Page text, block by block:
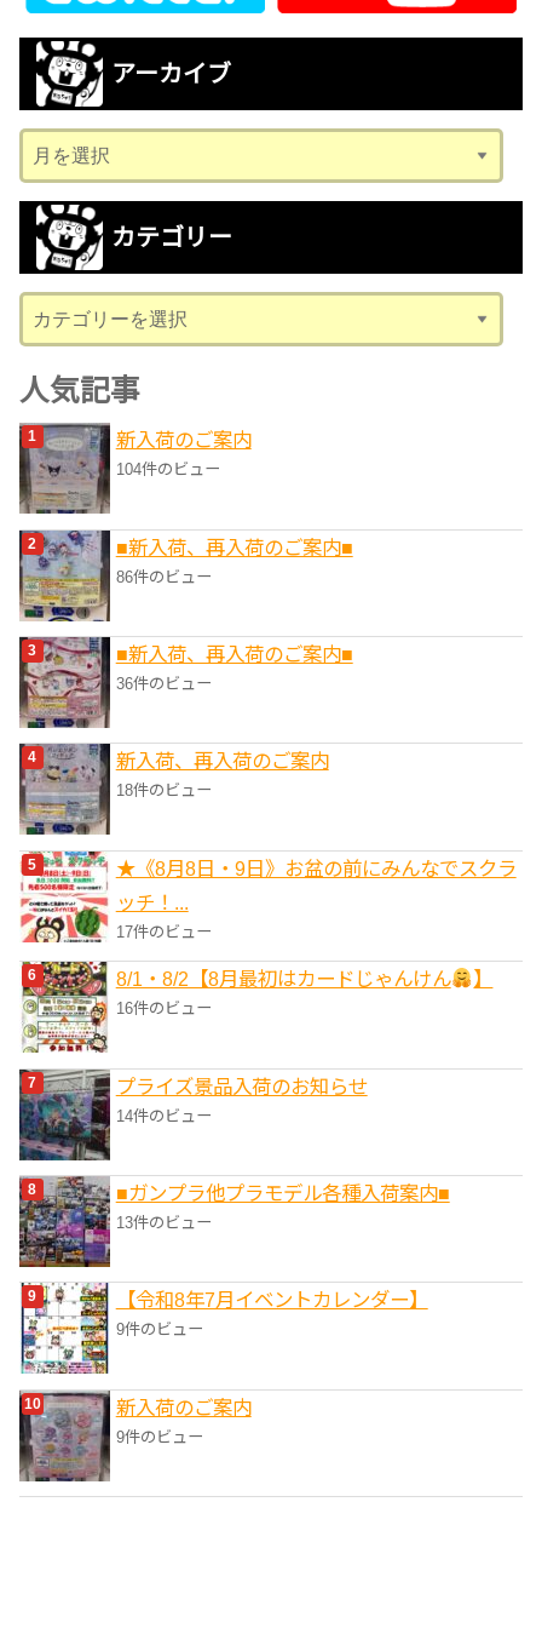
アーカイブ
ー
カ
ブ
カテゴリー
テ
ゴ
リ
ー
人気記事
新入荷のご案内
104件のビュー
■新入荷、再入荷のご案内■
86件のビュー
■新入荷、再入荷のご案内■
36件のビュー
新入荷、再入荷のご案内
18件のビュー
★《8月8日・9日》お盆の前にみんなでスクラ
ッチ！...
17件のビュー
8/1・8/2【8月最初はカードじゃんけん 】
16件のビュー
プライズ景品入荷のお知らせ
14件のビュー
■ガンプラ他プラモデル各種入荷案内■
13件のビュー
【令和8年7月イベントカレンダー】
9件のビュー
新入荷のご案内
9件のビュー